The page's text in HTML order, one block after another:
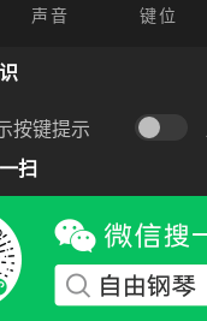
声音 键位
按键提示
扫